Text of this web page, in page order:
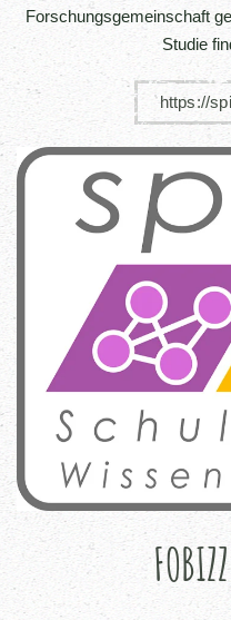
Forschungsgemeinschaft
Studie
https://